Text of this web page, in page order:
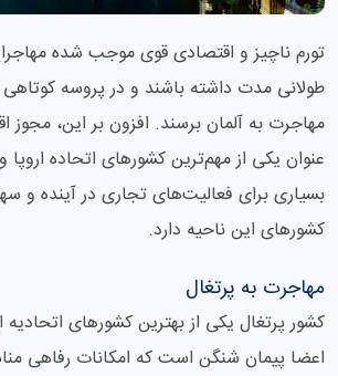
تورم ناچیز و اقتصادی قوی موجب شده مهاجران
طولانی مدت داشته باشند و در پروسه
مهاجرت به آلمان برسند. افزون بر این، مجوز
عنوان یکی از مهم‌ترین کشورهای اتحاده
بسیاری برای فعالیت‌های تجاری در آینده و
کشورهای این ناحیه دارد.
مهاجرت به پرتغال
کشور پرتغال یکی از بهترین کشورهای اتحادیه
اعضا پیمان شنگن است که امکانات رفاهی